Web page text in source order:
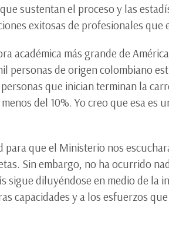
sustentan el proceso y las
exitosas de profesionales que
académica más grande de
personas de origen colombiano
que inician terminan la
del 10%. Yo creo que esa
que el Ministerio nos
Sin embargo, no ha ocurrido
sigue diluyéndose en medio de la
capacidades y a los esfuerzos